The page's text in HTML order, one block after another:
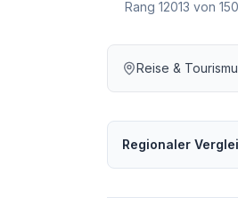
Rang 12013 von
Reise &
Regionaler